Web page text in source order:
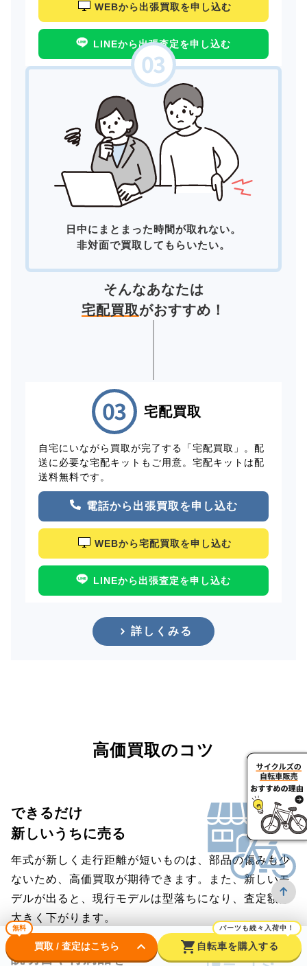
WEBから出張買取を申し込む
LINEから出張査定を申し込む
日中にまとまった時間が取れない。
非対面で買取してもらいたい。
そんなあなたは
宅配買取がおすすめ！
宅配買取
自宅にいながら買取が完了する「宅配買取」。配
送に必要な宅配キットもご用意。宅配キットは配
送料無料です。
電話から出張買取を申し込む
WEBから宅配買取を申し込む
LINEから出張査定を申し込む
詳しくみる
高価買取のコツ
できるだけ
新しいうちに売る
年式が新しく走行距離が短いものは、部品の傷みも少
ないため、高価買取が期待できます。また、新しいモ
デルが出ると、現行モデルは型落ちになり、査定額は
大きく下がります。
説明書や付属品を
無料
買取 / 査定はこちら keyboard_arrow_down shopping_cart
パーツも続々入荷中！
自転車を購入する